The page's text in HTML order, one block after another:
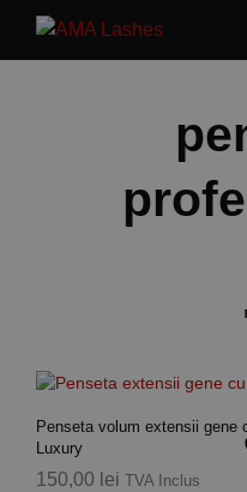
Penseta volum extensii gene
Luxury
150,00 lei TVA Inclus